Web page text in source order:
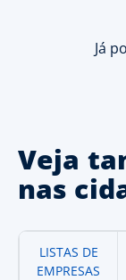
Já
Veja
nas
LISTAS DE
EMPRESAS